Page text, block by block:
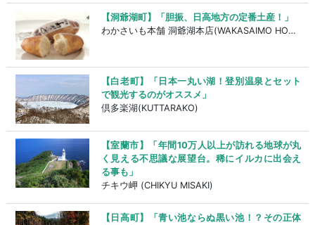
【洞爺湖町】「胆振、日高地方の定番土産！」
わかさいも本舗 洞爺湖本店(WAKASAIMO HONPO)
【白老町】「日本一丸い湖！登別温泉とセット
で観光するのがオススメ」
倶多楽湖(KUTTARAKO)
【室蘭市】「年間10万人以上が訪れる地球が丸
く見える不思議な展望台。稀にイルカに出会え
る事も」
チキウ岬 (CHIKYU MISAKI)
【日高町】「青い池ならぬ黒い池！？その正体